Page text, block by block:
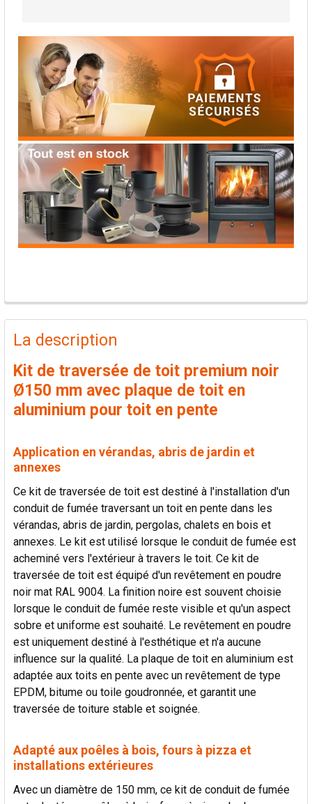
PRODUITS
FRÉQUEMMENT
ACHETÉS
TOUT
SÉLECTIONNER
AJOUTER
LA
SÉLECTION
La description
Kit de traversée de toit premium noir
Ø150 mm avec plaque de toit en
aluminium pour toit en pente
Application en vérandas, abris de jardin et
annexes
Ce kit de traversée de toit est destiné à l'installation d'un
conduit de fumée traversant un toit en pente dans les
vérandas, abris de jardin, pergolas, chalets en bois et
annexes. Le kit est utilisé lorsque le conduit de fumée est
acheminé vers l'extérieur à travers le toit. Ce kit de
traversée de toit est équipé d'un revêtement en poudre
noir mat RAL 9004. La finition noire est souvent choisie
lorsque le conduit de fumée reste visible et qu'un aspect
sobre et uniforme est souhaité. Le revêtement en poudre
est uniquement destiné à l'esthétique et n'a aucune
influence sur la qualité. La plaque de toit en aluminium est
adaptée aux toits en pente avec un revêtement de type
EPDM, bitume ou toile goudronnée, et garantit une
traversée de toiture stable et soignée.
Adapté aux poêles à bois, fours à pizza et
installations extérieures
Avec un diamètre de 150 mm, ce kit de conduit de fumée